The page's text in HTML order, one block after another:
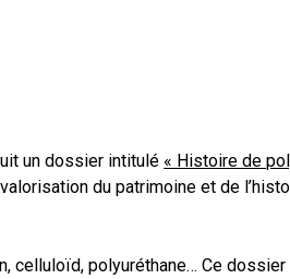
un dossier intitulé « Histoire de
du patrimoine et de
celluloïd, polyuréthane… Ce